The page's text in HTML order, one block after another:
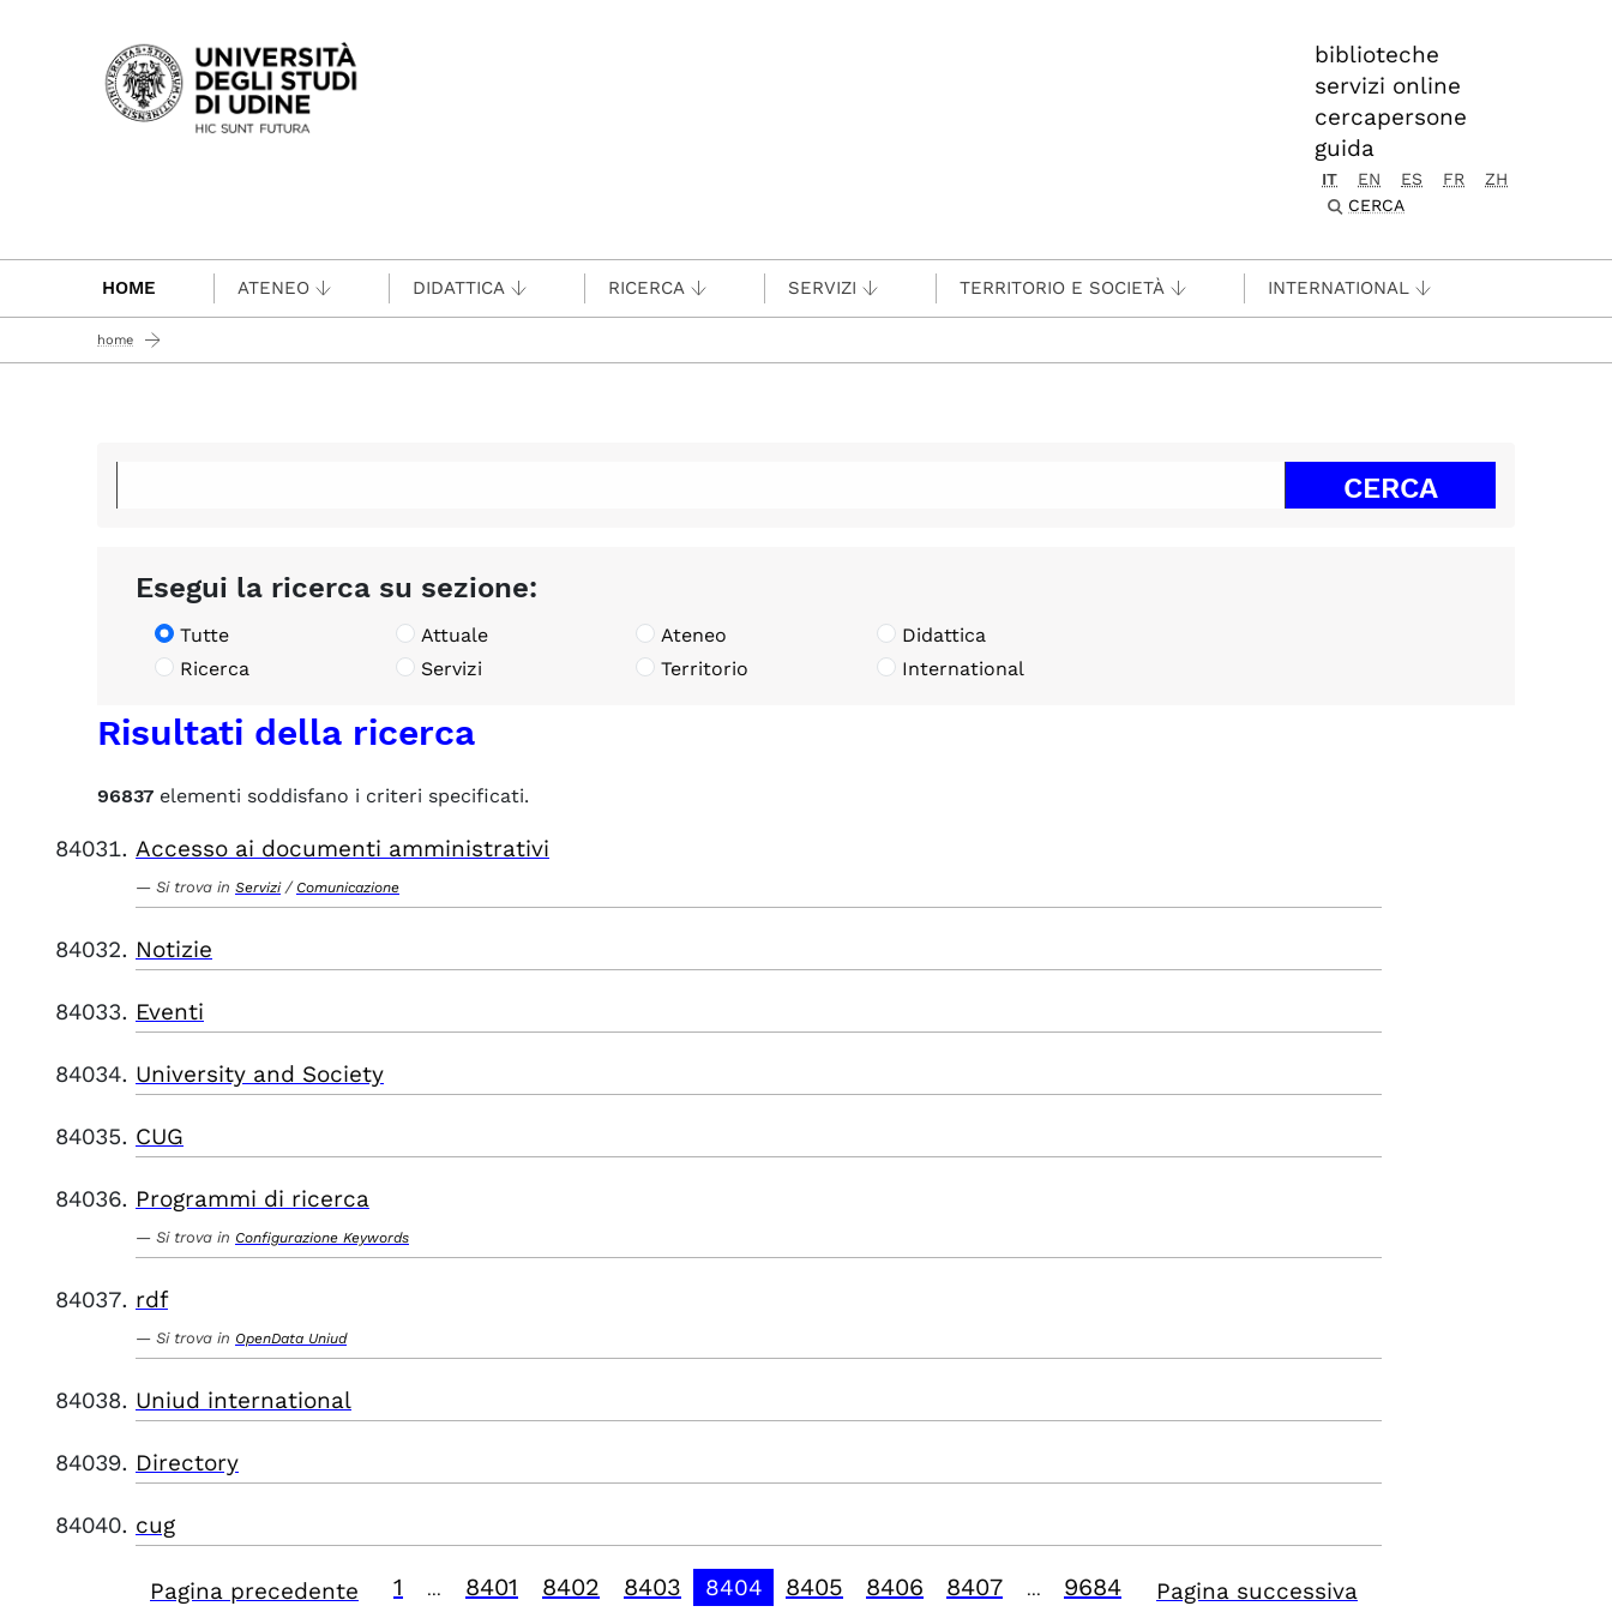
Passa al contenuto principale
biblioteche
servizi online
cercapersone
guida
IT EN ES FR
ZH
CERCA
HOME ATENEO DIDATTICA RICERCA SERVIZI TERRITORIO E SOCIETÀ INTERNATIONAL
home
Esegui la ricerca su sezione:
Tutte Attuale Ateneo
Didattica
Ricerca
Servizi Territorio International
Risultati della ricerca
96837 elementi soddisfano i criteri specificati.
Accesso ai documenti amministrativi
Si trova in Servizi / Comunicazione
Notizie
Eventi
University and Society
CUG
Programmi di ricerca
Si trova in Configurazione Keywords
rdf
Si trova in OpenData Uniud
Uniud international
Directory
cug
Pagina precedente 1 8401 8402 8403 8404 8405 8406 8407 9684 Pagina successiva